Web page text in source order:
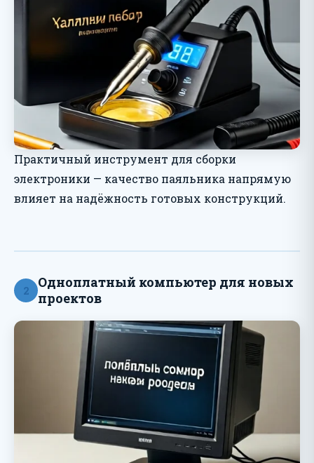
Практичный инструмент для сборки
электроники — качество паяльника напрямую
влияет на надёжность готовых конструкций.
2
Одноплатный компьютер для новых
проектов